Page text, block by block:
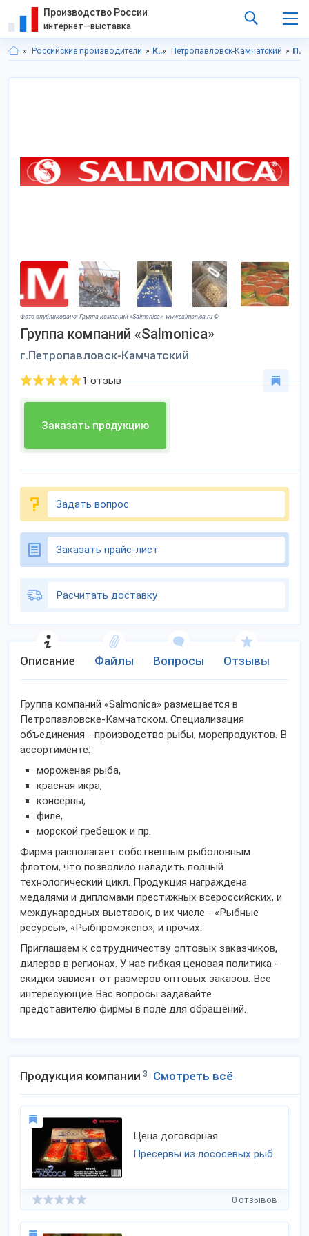
Производство России
интернет—выставка
Российские производители Камчатский край Петропавловск-Камчатский Продукты питания
Фото опубликовано: Группа компаний «Salmonica», www.salmonica.ru ©
Группа компаний «Salmonica»
г.Петропавловск-Камчатский
Заказать продукцию
1 отзыв
Задать вопрос
Заказать прайс-лист
Расчитать доставку
Описание Файлы Вопросы Отзывы
Группа компаний «Salmonica» размещается в
Петропавловске-Камчатском. Специализация
объединения - производство рыбы, морепродуктов. В
ассортименте:
мороженая рыба,
красная икра,
консервы,
филе,
морской гребешок и пр.
Фирма располагает собственным рыболовным
флотом, что позволило наладить полный
технологический цикл. Продукция награждена
медалями и дипломами престижных всероссийских, и
международных выставок, в их числе - «Рыбные
ресурсы», «Рыбпромэкспо», и прочих.
Приглашаем к сотрудничеству оптовых заказчиков,
дилеров в регионах. У нас гибкая ценовая политика -
скидки зависят от размеров оптовых заказов. Все
интересующие Вас вопросы задавайте
представителю фирмы в поле для обращений.
Продукция компании 3 Смотреть всё
Цена договорная
Пресервы из лососевых рыб
0 отзывов